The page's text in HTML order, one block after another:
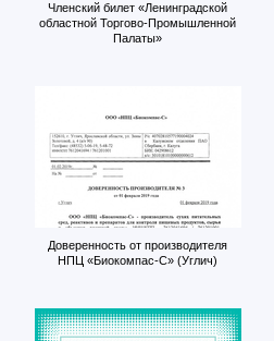
Членский билет «Ленинградской
областной Торгово-Промышленной
Палаты»
Доверенность от производителя
НПЦ «Биокомпас-С» (Углич)